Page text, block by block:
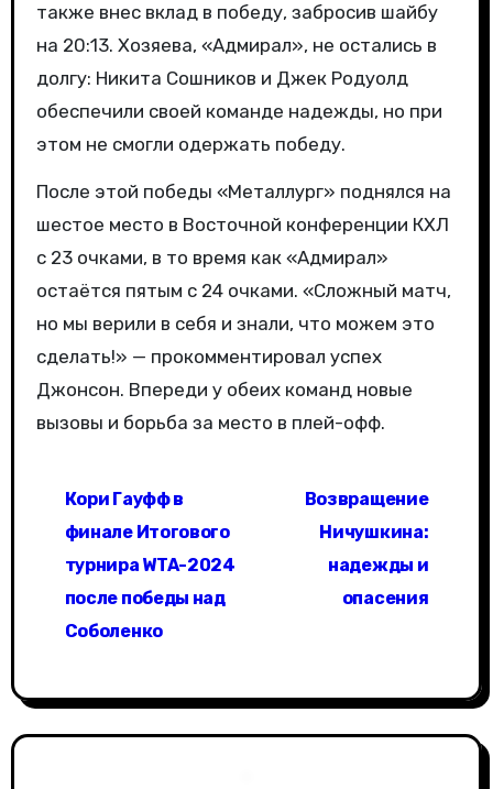
также внес вклад в победу, забросив шайбу
на 20:13. Хозяева, «Адмирал», не остались в
долгу: Никита Сошников и Джек Родуолд
обеспечили своей команде надежды, но при
этом не смогли одержать победу.
После этой победы «Металлург» поднялся на
шестое место в Восточной конференции КХЛ
с 23 очками, в то время как «Адмирал»
остаётся пятым с 24 очками. «Сложный матч,
но мы верили в себя и знали, что можем это
сделать!» — прокомментировал успех
Джонсон. Впереди у обеих команд новые
вызовы и борьба за место в плей-офф.
а
ц
Кори Гауфф в
финале Итогового
турнира WTA-2024
после победы над
Соболенко
Возвращение
Ничушкина:
надежды и
опасения